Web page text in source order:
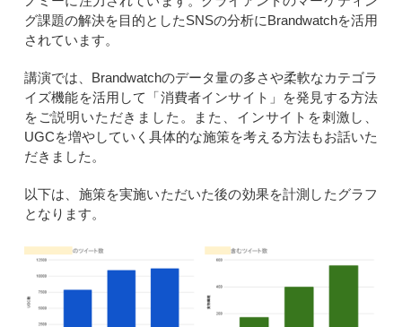
グ課題の解決を目的としたSNSの分析にBrandwatchを活用
されています。
講演では、Brandwatchのデータ量の多さや柔軟なカテゴラ
イズ機能を活用して「消費者インサイト」を発見する方法
をご説明いただきました。また、インサイトを刺激し、
UGCを増やしていく具体的な施策を考える方法もお話いた
だきました。
以下は、施策を実施いただいた後の効果を計測したグラフ
となります。